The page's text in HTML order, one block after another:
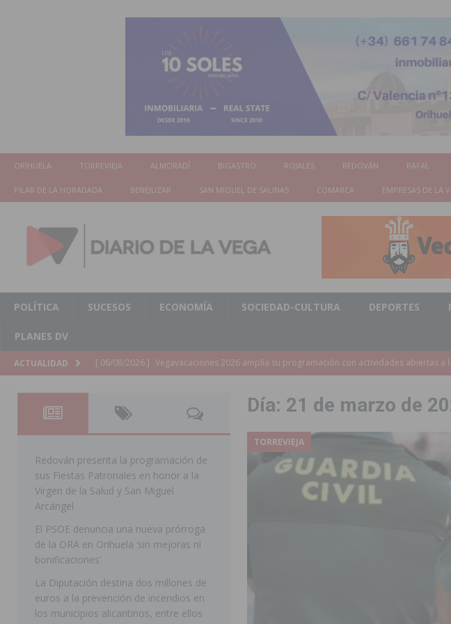
ORIHUELA TORREVIEJA ALMORADÍ BIGASTRO ROJALES REDOVÁN RAFAL
PILAR DE LA HORADADA BENEJUZAR SAN MIGUEL DE SALINAS COMARCA EMPRESAS DE LA
POLÍTICA SUCESOS ECONOMÍA SOCIEDAD-CULTURA DEPORTES
PLANES DV
ACTUALIDAD [ 06/08/2026 ] La Diputación de Alicante inyectará más de 737.000 euros en Pilar de la
Patronales 2026
SAN MIGUEL DE SALINAS
[ 06/08/2026 ] La Escuela Municipal de Música de Los Montesinos abrirá en septiembre
curso 2026-2027
MONTESINOS
[ 06/08/2026 ]
Convocado el XXVII Concurso de Carteles de las Fiestas Patronales de
[ 06/08/2026 ] Benejúzar vive el verano con una programación de actividades
BENEJUZAR
pedanías
ORIHUELA
Día: 21 de marzo de
TORREVIEJA
Redován presenta la programación de
sus Fiestas Patronales en honor a la
Virgen de la Salud y San Miguel
Arcángel
El PSOE denuncia una nueva prórroga
de la ORA en Orihuela ‘sin mejoras ni
bonificaciones’
La Diputación destina dos millones de
euros a la prevención de incendios en
los municipios alicantinos, entre ellos